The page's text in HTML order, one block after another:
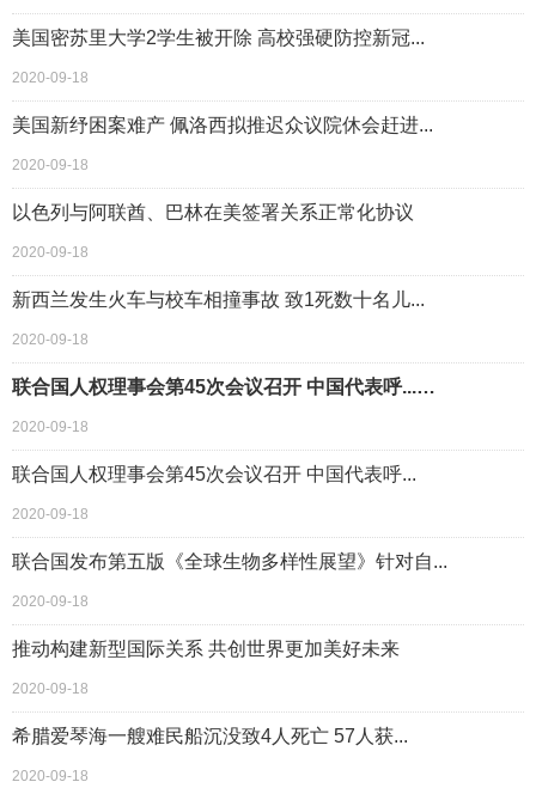
美国密苏里大学2学生被开除 高校强硬防控新冠...
2020-09-18
美国新纾困案难产 佩洛西拟推迟众议院休会赶进...
2020-09-18
以色列与阿联酋、巴林在美签署关系正常化协议
2020-09-18
新西兰发生火车与校车相撞事故 致1死数十名儿...
2020-09-18
联合国人权理事会第45次会议召开 中国代表呼...…
2020-09-18
联合国人权理事会第45次会议召开 中国代表呼...
2020-09-18
联合国发布第五版《全球生物多样性展望》针对自...
2020-09-18
推动构建新型国际关系 共创世界更加美好未来
2020-09-18
希腊爱琴海一艘难民船沉没致4人死亡 57人获...
2020-09-18